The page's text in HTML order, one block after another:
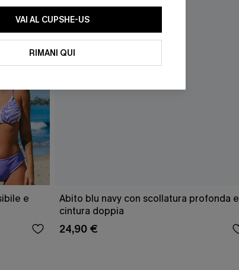
e
Abito blu navy con scollatura profonda e
cintura doppia
24,90 €
VAI AL CUPSHE-US
RIMANI QUI